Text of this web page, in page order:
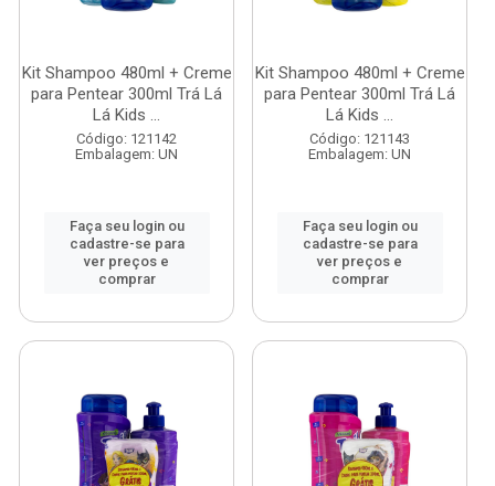
Kit Shampoo 480ml + Creme
para Pentear 300ml Trá Lá
Lá Kids ...
Código: 121142
Embalagem: UN
Faça seu login ou
cadastre-se para
ver preços e
comprar
Kit Shampoo 480ml + Creme
para Pentear 300ml Trá Lá
Lá Kids ...
Código: 121143
Embalagem: UN
Faça seu login ou
cadastre-se para
ver preços e
comprar